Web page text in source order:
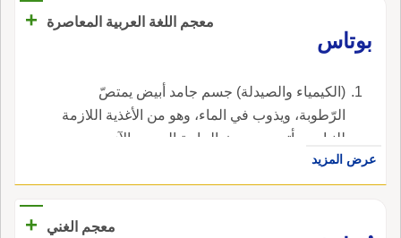
معجم اللغة العربية المعاصرة
+
بوتاس
(الكيمياء والصيدلة) جسم جامد أبيض يمتصّ
الرّطوبة، ويذوب في الماء، وهو من الأغذية اللازمة
للنبات ويأتي مِن حيث الحاجة إليهِ بعد الآزوت
والفوسفور.
عرض المزيد
معجم الغني
+